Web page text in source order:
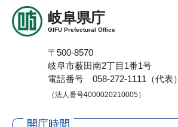
岐阜県庁
GIFU Prefectural Office
〒500-8570
岐阜市薮田南2丁目1番1号
電話番号 058-272-1111（代表）
（法人番号4000020210005）
開庁時間